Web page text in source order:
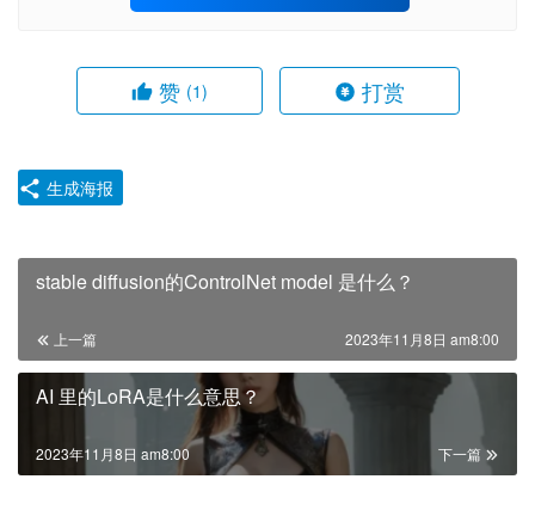
赞 (1) 打赏
生成海报
stable diffusion的ControlNet model 是什么？
上一篇 2023年11月8日 am8:00
AI 里的LoRA是什么意思？
下一篇
2023年11月8日 am8:00